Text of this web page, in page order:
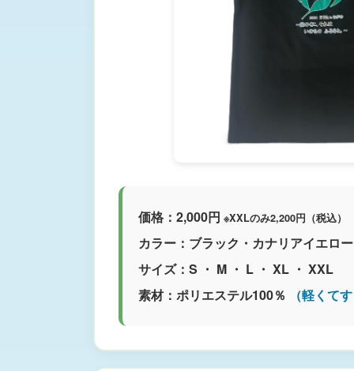
価格：2,000円 ※XXLのみ2,200円（税込）
カラー：ブラック・カナリアイエロ
サイズ：S ・ M ・ L ・ XL ・ XXL
素材：ポリエステル100％
（軽くて